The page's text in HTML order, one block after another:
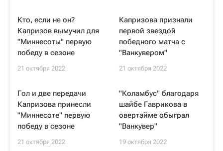
Кто, если не он?
Капризов вымучил для
"Миннесоты" первую
победу в сезоне
21 октября 2022
Капризова признали
первой звездой
победного матча с
"Ванкувером"
21 октября 2022
Гол и две передачи
Капризова принесли
"Миннесоте" первую
победу в сезоне
21 октября 2022
"Коламбус" благодаря
шайбе Гаврикова в
овертайме обыграл
"Ванкувер"
19 октября 2022